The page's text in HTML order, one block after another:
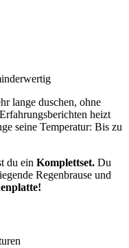
lange duschen, ohne
heizt
seine Temperatur: Bis zu
du ein Komplettset. Du
Regenbrause und